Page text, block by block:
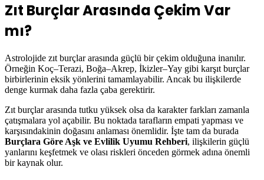
Zıt Burçlar Arasında Çekim Var
mı?
Astrolojide zıt burçlar arasında güçlü bir çekim olduğuna inanılır.
Örneğin Koç–Terazi, Boğa–Akrep, İkizler–Yay gibi karşıt burçlar
birbirlerinin eksik yönlerini tamamlayabilir. Ancak bu ilişkilerde
denge kurmak daha fazla çaba gerektirir.
Zıt burçlar arasında tutku yüksek olsa da karakter farkları zamanla
çatışmalara yol açabilir. Bu noktada tarafların empati yapması ve
karşısındakinin doğasını anlaması önemlidir. İşte tam da burada
Burçlara Göre Aşk ve Evlilik Uyumu Rehberi, ilişkilerin güçlü
yanlarını keşfetmek ve olası riskleri önceden görmek adına önemli
bir kaynak olur.